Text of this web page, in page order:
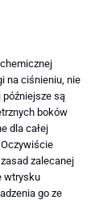
na ciśnieniu, nie
późniejsze są
boków
dla całej
zalecanej
wtrysku
go ze